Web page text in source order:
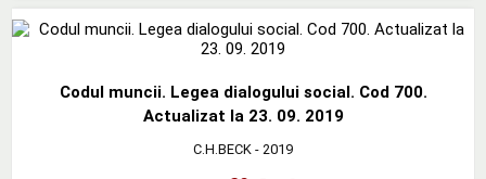
Codul muncii. Legea dialogului social. Cod 700.
Actualizat la 23. 09. 2019
C.H.BECK - 2019